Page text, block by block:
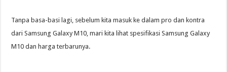
Tanpa basa-basi lagi, sebelum kita masuk ke dalam pro dan kontra
dari Samsung Galaxy M10, mari kita lihat spesifikasi Samsung Galaxy
M10 dan harga terbarunya.